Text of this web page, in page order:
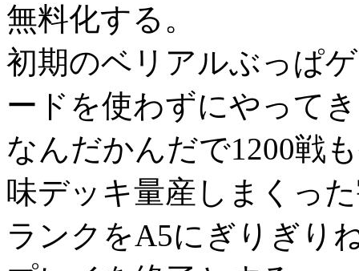
無料化する。
初期のベリアルぶっぱ
ードを使わずにやって
なんだかんだで1200戦
味デッキ量産しまくっ
ランクをA5にぎりぎり